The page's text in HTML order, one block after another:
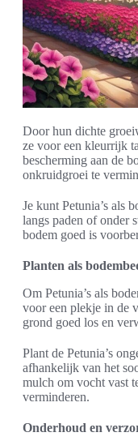
Door hun dichte
ze voor een kleurrijk
bescherming aan de
onkruidgroei te
Je kunt Petunia’s als
langs paden of onder
bodem goed is
Planten als
Om Petunia’s als
voor een plekje in de
grond goed los en
Plant de Petunia’s
afhankelijk van het
mulch om vocht vast
verminderen.
Onderhoud en